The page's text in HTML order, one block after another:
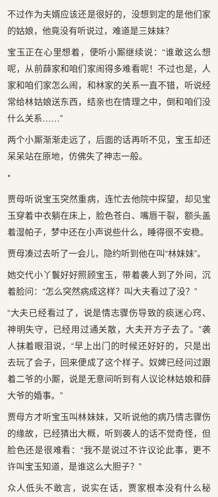
不过作为夫婿应该还是很好的，没想到定的是他们家
的姑娘，他竟没有听说过，难道是三妹妹？
宝玉正在心里想着，便听小厮继续说：“谁敢这么想
呢，从前薛家和咱们家闹得多难看呢！不过也是，人
家和咱们家怎么闹，和林家的关系一直不错，听说经
常给林姑娘送东西，结亲也在情理之中，倒和咱们没
什么关系……”
两个小厮渐渐走远了，后面的话再听不见，宝玉却还
呆呆站在原地，仿佛失了神志一般。
*
贾母听说宝玉突然重病，连忙去他院中探望，却见宝
玉穿着中衣躺在床上，脸色苍白、嘴唇干裂，额头盖
着湿帕子，梦中还在小声说些什么，睡得很不安稳。
贾母凑过去听了一会儿，隐约听到他在叫“林妹妹”。
她交代小丫鬟好好照顾宝玉，带着袭人到了外间，沉
着脸问：“怎么突然病成这样？叫大夫看过了没？”
“大夫已经看过了，说是情志骤伤导致的痰迷心窍、
神明失守，已经用过通关散，大夫开方子去了。”袭
人抹着眼泪说，“早上出门的时候还好好的，只是出
去玩了会子，回来便成了这个样子。奴婢已经问过跟
着二爷的小厮，说是无意间听到有人议论林姑娘和薛
大爷的婚事。”
贾母方才听宝玉叫林妹妹，又听说他的病乃情志骤伤
的缘故，已经猜出大概，听到袭人的话不觉奇怪，但
脸色还是很难看：“我不是说过不许议论此事，更不
许叫宝玉知道，是谁这么大胆子？”
众人低头不敢言，说实在话，贾家根本没有什么秘